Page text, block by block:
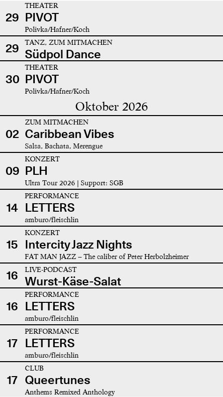
29
THEATER
PIVOT
Polivka/Hafner/Koch
29 TANZ, ZUM MITMACHEN
Südpol Dance
30
THEATER
PIVOT
Polivka/Hafner/Koch
Oktober 2026
02
ZUM MITMACHEN
Caribbean Vibes
Salsa, Bachata, Merengue
09
KONZERT
PLH
Ultra Tour 2026 | Support: SGB
14
PERFORMANCE
LETTERS
amburo/fleischlin
15
KONZERT
Intercity Jazz Nights
FAT MAN JAZZ – The caliber of Peter Herbolzheimer
16 LIVE-PODCAST
Wurst-Käse-Salat
16
PERFORMANCE
LETTERS
amburo/fleischlin
17
PERFORMANCE
LETTERS
amburo/fleischlin
17
CLUB
Queertunes
Anthems Remixed Anthology